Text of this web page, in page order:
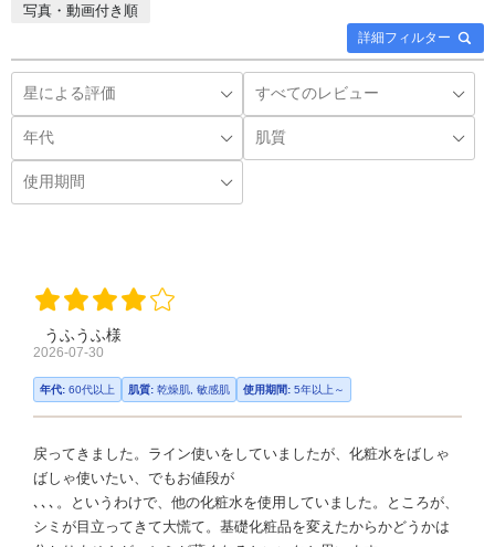
詳細フィルター
写真・動画付き順
うふうふ様
2026-07-30
年代: 60代以上 肌質: 乾燥肌, 敏感肌 使用期間: 5年以上～
戻ってきました。ライン使いをしていましたが、化粧水をばしゃ
ばしゃ使いたい、でもお値段が
､､､。というわけで、他の化粧水を使用していました。ところが、
シミが目立ってきて大慌て。基礎化粧品を変えたからかどうかは